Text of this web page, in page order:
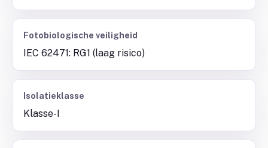
Fotobiologische veiligheid
IEC 62471: RG1 (laag risico)
Isolatieklasse
Klasse-I